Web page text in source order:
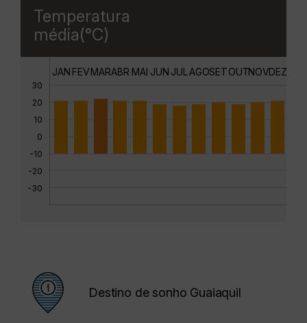
Temperatura
média(°C)
30
20
10
0
-10
-20
-30
JAN FEVMARABR MAI JUN JUL AGOSETOUTNOVDEZ
Destino de sonho Guaiaquil